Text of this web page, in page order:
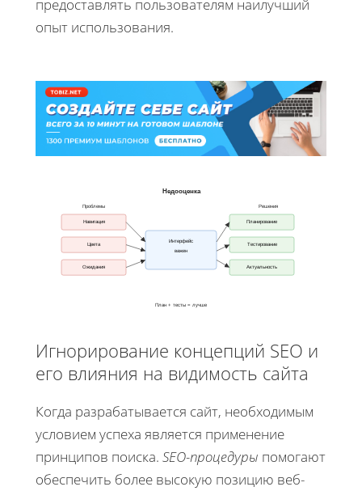
предоставлять пользователям наилучший
опыт использования.
Недооценка
Проблемы
Навигация
Цвета
Ожидания
Интерфейс
важен
Решения
Планирование
Тестирование
Актуальность
План + тесты = лучше
Игнорирование концепций SEO и
его влияния на видимость сайта
Когда разрабатывается сайт, необходимым
условием успеха является применение
принципов поиска. SEO-процедуры помогают
обеспечить более высокую позицию веб-